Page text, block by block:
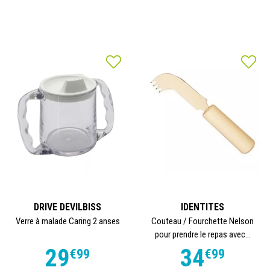
DRIVE DEVILBISS
Verre à malade Caring 2 anses
29€99
IDENTITES
Couteau / Fourchette Nelson
pour prendre le repas avec...
34€99